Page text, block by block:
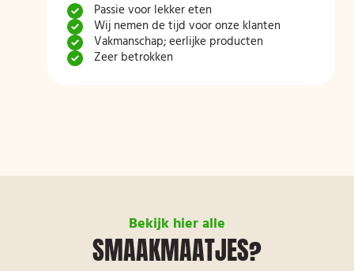
Passie voor lekker eten
Wij nemen de tijd voor onze klanten
Vakmanschap; eerlijke producten
Zeer betrokken
Bekijk hier alle
SMAAKMAATJES?